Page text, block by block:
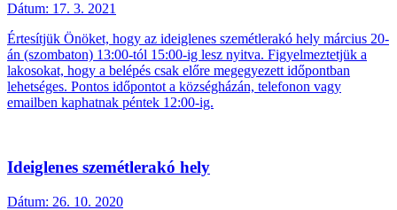
Dátum: 17. 3. 2021
Értesítjük Önöket, hogy az ideiglenes szemétlerakó hely március 20-
án (szombaton) 13:00-tól 15:00-ig lesz nyitva. Figyelmeztetjük a
lakosokat, hogy a belépés csak előre megegyezett időpontban
lehetséges. Pontos időpontot a községházán, telefonon vagy
emailben kaphatnak péntek 12:00-ig.
Ideiglenes szemétlerakó hely
Dátum: 26. 10. 2020